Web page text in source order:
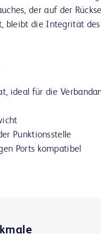
der auf der
bleibt die Integrität des
ideal für die
Punktionsstelle
Ports kompatibel